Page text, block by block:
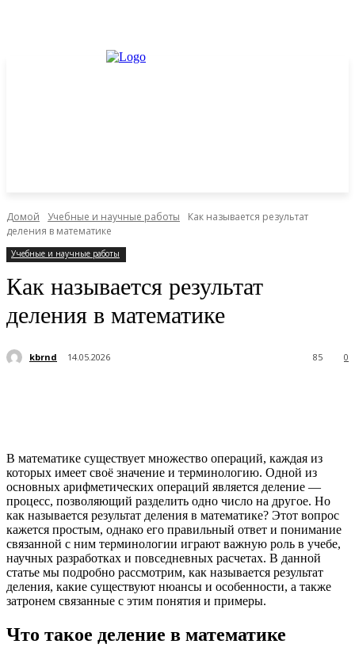
Домой Учебные и научные работы
Как называется результат
деления в математике
Учебные и научные работы
Как называется результат
деления в математике
kbrnd 14.05.2026 0
85
В математике существует множество операций, каждая из
которых имеет своё значение и терминологию. Одной из
основных арифметических операций является деление —
процесс, позволяющий разделить одно число на другое. Но
как называется результат деления в математике? Этот вопрос
кажется простым, однако его правильный ответ и понимание
связанной с ним терминологии играют важную роль в учебе,
научных разработках и повседневных расчетах. В данной
статье мы подробно рассмотрим, как называется результат
деления, какие существуют нюансы и особенности, а также
затронем связанные с этим понятия и примеры.
Что такое деление в математике